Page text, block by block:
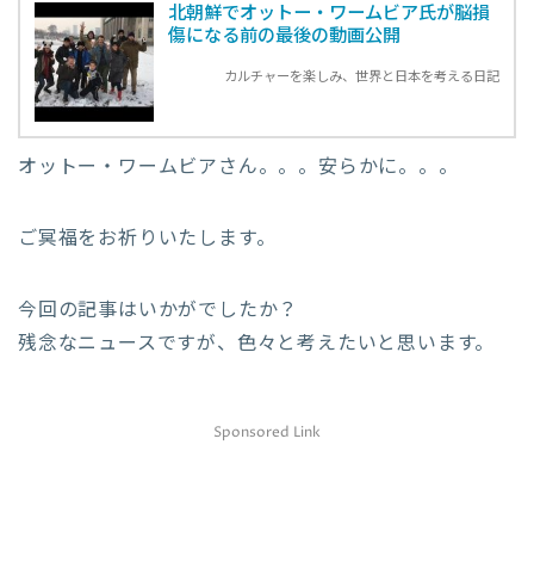
北朝鮮でオットー・ワームビア氏が脳損
傷になる前の最後の動画公開
カルチャーを楽しみ、世界と日本を考える日記
オットー・ワームビアさん。。。安らかに。。。
ご冥福をお祈りいたします。
今回の記事はいかがでしたか？
残念なニュースですが、色々と考えたいと思います。
Sponsored Link